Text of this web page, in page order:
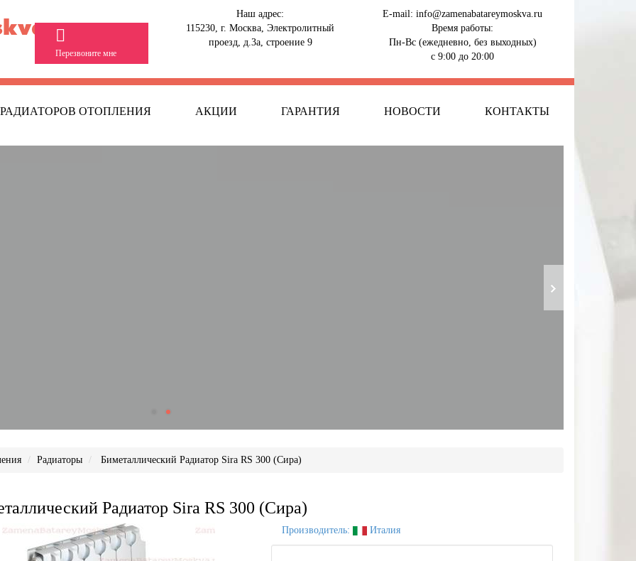
Перезвоните мне
Наш адрес:
115230, г. Москва, Электролитный
проезд, д.3а, строение 9
E-mail: info@zamenabatareymoskva.ru
Время работы:
Пн-Вс (ежедневно, без выходных)
с 9:00 до 20:00
ОТОПЛЕНИЯ АКЦИИ ГАРАНТИЯ НОВОСТИ КОНТАКТЫ
Радиаторы Биметаллический Радиатор Sira RS 300 (Сира)
Радиатор Sira RS 300 (Сира)
Производитель: Италия